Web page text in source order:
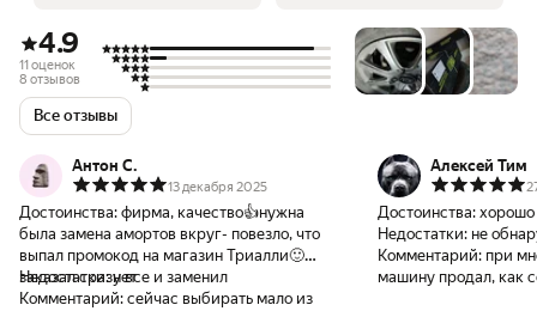
4.9
11 оценок
8 отзывов
Все отзывы
Антон С.
13 декабря 2025
Достоинства: фирма, качество👍нужна
была замена амортов вкруг- повезло, что
выпал промокод на магазин Триалли🙂
заказал сразу все и заменил
Недостатки: нет
Комментарий: сейчас выбирать мало из
Алексей Тим
Достоинства: хорошо
Недостатки: не
Комментарий: при
машину продал, как